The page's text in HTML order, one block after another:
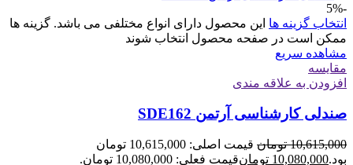
-5%
انتخاب گزینه ها این محصول دارای انواع مختلفی می باشد. گزینه ها
ممکن است در صفحه محصول انتخاب شوند
مشاهده سریع
مقایسه
افزودن به علاقه مندی
صندلی کارشناسی آرتمن SDE162
10,615,000 تومان
قیمت اصلی: 10,615,000 تومان
بود.10,080,000 تومانقیمت فعلی: 10,080,000 تومان.